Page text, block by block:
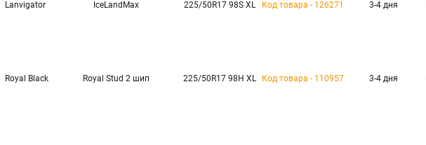
Lanvigator IceLandMax 225/50R17 98S XL Код товара - 126271 3-4 дня
Royal Black Royal Stud 2 шип 225/50R17 98H XL Код товара - 110957 3-4 дня